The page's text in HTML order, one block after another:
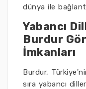
dünya ile
Yabancı
Burdur
İmkanları
Burdur,
sıra yabancı